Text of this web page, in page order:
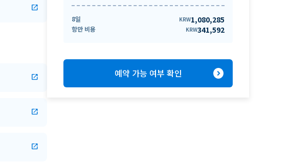
open_in_new
open_in_new
open_in_new
open_in_new
8일 KRW1,080,285
항만 비용 KRW341,592
예약 가능 여부 확인 expand_circle_right